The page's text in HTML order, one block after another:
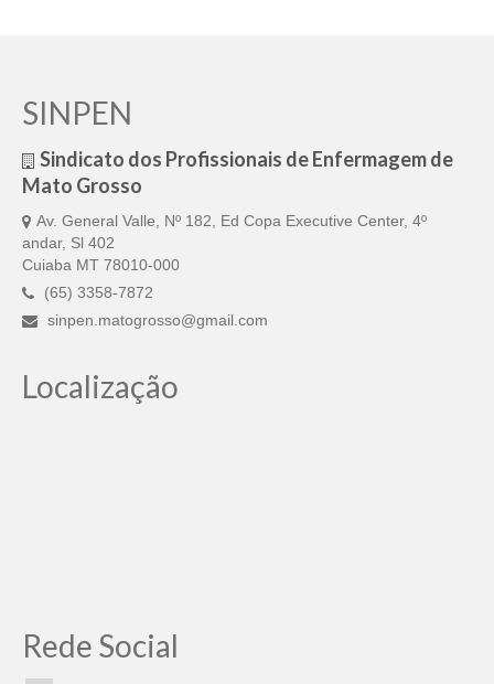
SINPEN
Sindicato dos Profissionais de Enfermagem de
Mato Grosso
Av. General Valle, Nº 182, Ed Copa Executive Center, 4º
andar, Sl 402
Cuiaba MT 78010-000
(65) 3358-7872
sinpen.matogrosso@gmail.com
Localização
Rede Social